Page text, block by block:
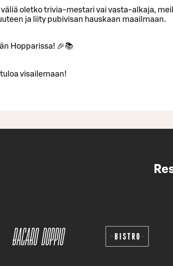
väliä oletko trivia-mestari vai vasta-alkaja,
ja liity pubivisan hauskaan maailmaan.
Hopparissa! 🎉📚
visailemaan!